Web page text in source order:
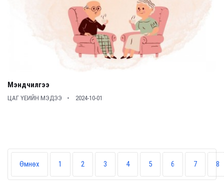
Мэндчилгээ
ЦАГ ҮЕИЙН МЭДЭЭ 2024-10-01
Өмнөх 1 2 3 4 5 6 7 8